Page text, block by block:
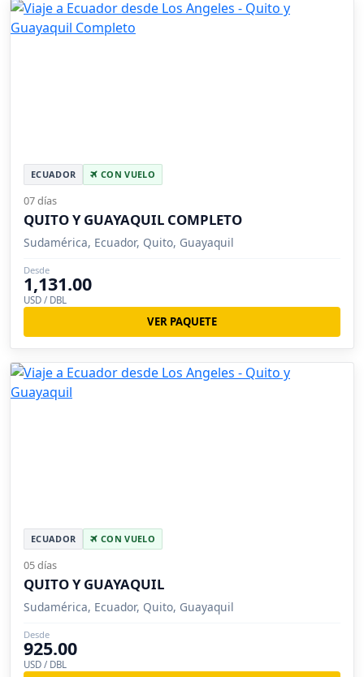
ECUADOR CON VUELO
07 días
QUITO Y GUAYAQUIL COMPLETO
Sudamérica, Ecuador, Quito, Guayaquil
Desde
1,131.00
USD / DBL
VER PAQUETE
ECUADOR CON VUELO
05 días
QUITO Y GUAYAQUIL
Sudamérica, Ecuador, Quito, Guayaquil
Desde
925.00
USD / DBL